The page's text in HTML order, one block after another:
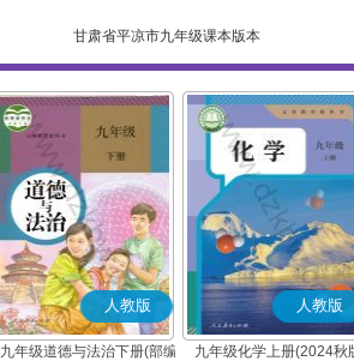
甘肃省平凉市九年级课本版本
人教版
九年级道德与法治下册(部编
人教版
九年级化学上册(2024秋